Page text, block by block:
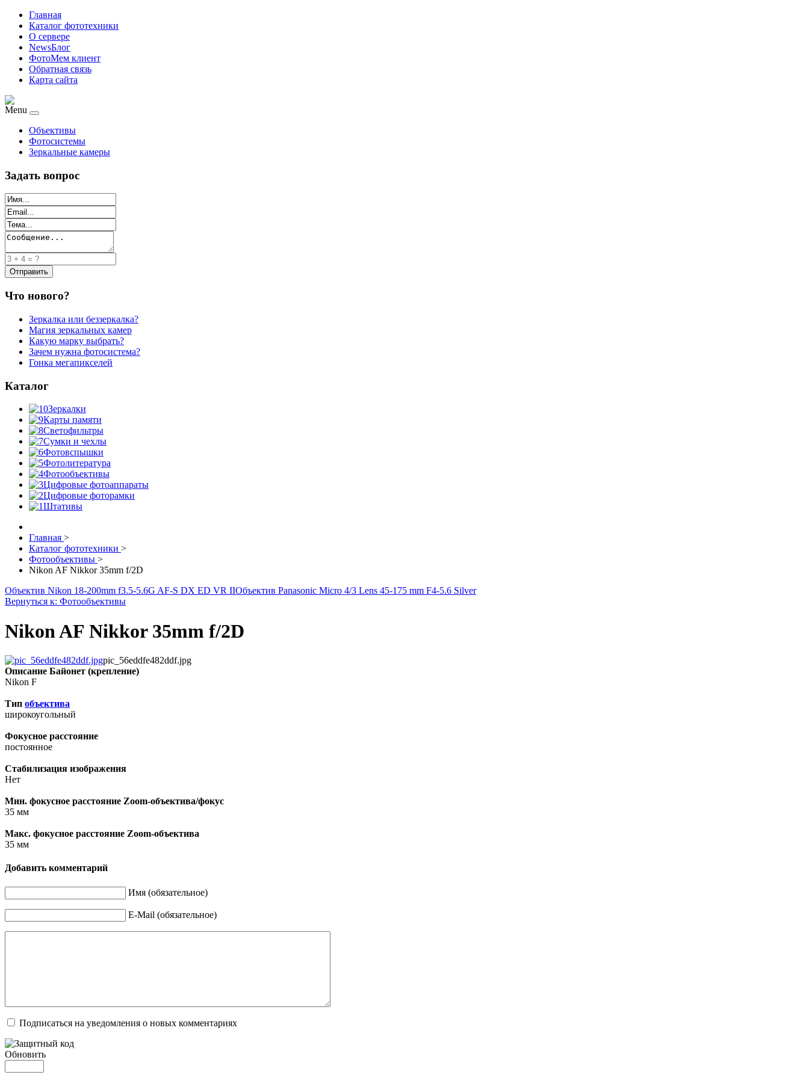
Главная
Каталог фототехники
О сервере
NewsБлог
ФотоМем клиент
Обратная связь
Карта сайта
Menu
Объективы
Фотосистемы
Зеркальные камеры
Задать вопрос
Что нового?
Зеркалка или беззеркалка?
Магия зеркальных камер
Какую марку выбрать?
Зачем нужна фотосистема?
Гонка мегапикселей
Каталог
Зеркалки
Карты памяти
Светофильтры
Сумки и чехлы
Фотовспышки
Фотолитература
Фотообъективы
Цифровые фотоаппараты
Цифровые фоторамки
Штативы
Главная >
Каталог фототехники >
Фотообъективы >
Nikon AF Nikkor 35mm f/2D
Объектив Nikon 18-200mm f3.5-5.6G AF-S DX ED VR IIОбъектив Panasonic Micro 4/3 Lens 45-175 mm F4-5.6 Silver
Вернуться к: Фотообъективы
Nikon AF Nikkor 35mm f/2D
pic_56eddfe482ddf.jpg
Описание Байонет (крепление)
Nikon F
Тип объектива
широкоугольный
Фокусное расстояние
постоянное
Стабилизация изображения
Нет
Мин. фокусное расстояние Zoom-объектива/фокус
35 мм
Макс. фокусное расстояние Zoom-объектива
35 мм
Добавить комментарий
Имя (обязательное)
E-Mail (обязательное)
Подписаться на уведомления о новых комментариях
Обновить